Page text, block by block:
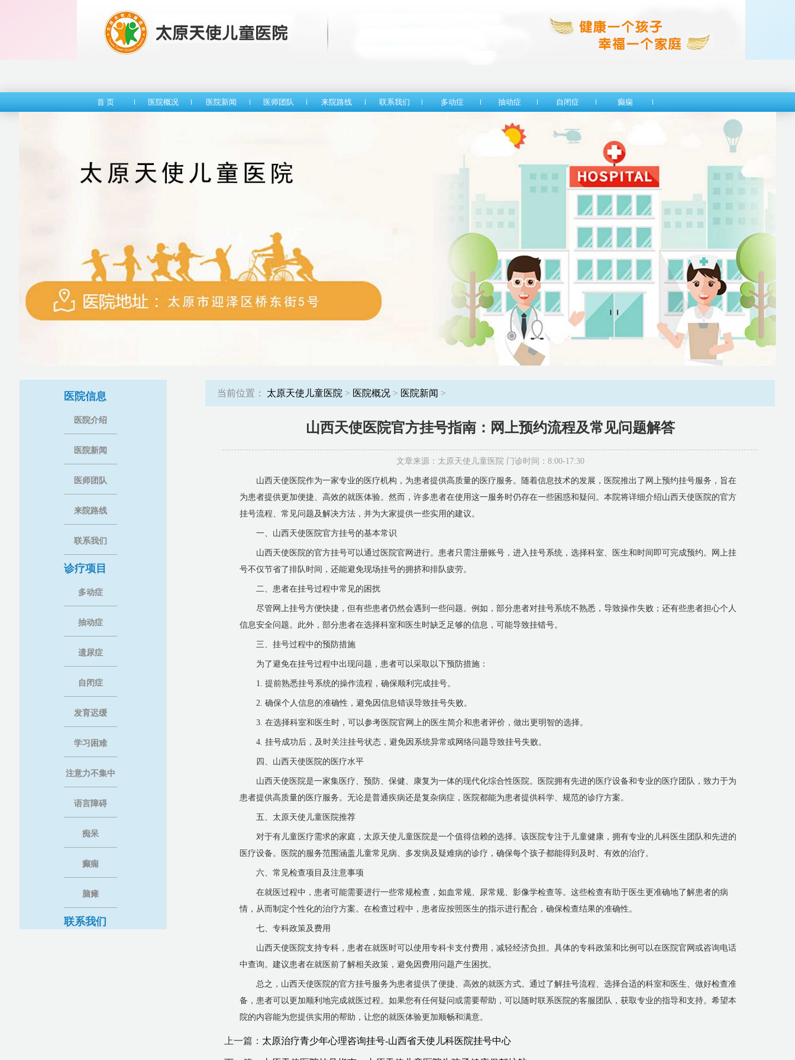
首 页 医院概况 医院新闻 医师团队 来院路线 联系我们 多动症 抽动症 自闭症 癫痫
医院信息
医院介绍
医院新闻
医师团队
来院路线
联系我们
诊疗项目
多动症
抽动症
遗尿症
自闭症
发育迟缓
学习困难
注意力不集中
语言障碍
痴呆
癫痫
脑瘫
联系我们
当前位置： 太原天使儿童医院 > 医院概况 > 医院新闻 >
山西天使医院官方挂号指南：网上预约流程及常见问题解答
文章来源：太原天使儿童医院 门诊时间：8:00-17:30
山西天使医院作为一家专业的医疗机构，为患者提供高质量的医疗服务。随着信息技术的发展，医院推出了网上预约挂号服务，旨在
为患者提供更加便捷、高效的就医体验。然而，许多患者在使用这一服务时仍存在一些困惑和疑问。本院将详细介绍山西天使医院的官方
挂号流程、常见问题及解决方法，并为大家提供一些实用的建议。
一、山西天使医院官方挂号的基本常识
山西天使医院的官方挂号可以通过医院官网进行。患者只需注册账号，进入挂号系统，选择科室、医生和时间即可完成预约。网上挂
号不仅节省了排队时间，还能避免现场挂号的拥挤和排队疲劳。
二、患者在挂号过程中常见的困扰
尽管网上挂号方便快捷，但有些患者仍然会遇到一些问题。例如，部分患者对挂号系统不熟悉，导致操作失败；还有些患者担心个人
信息安全问题。此外，部分患者在选择科室和医生时缺乏足够的信息，可能导致挂错号。
三、挂号过程中的预防措施
为了避免在挂号过程中出现问题，患者可以采取以下预防措施：
1. 提前熟悉挂号系统的操作流程，确保顺利完成挂号。
2. 确保个人信息的准确性，避免因信息错误导致挂号失败。
3. 在选择科室和医生时，可以参考医院官网上的医生简介和患者评价，做出更明智的选择。
4. 挂号成功后，及时关注挂号状态，避免因系统异常或网络问题导致挂号失败。
四、山西天使医院的医疗水平
山西天使医院是一家集医疗、预防、保健、康复为一体的现代化综合性医院。医院拥有先进的医疗设备和专业的医疗团队，致力于为
患者提供高质量的医疗服务。无论是普通疾病还是复杂病症，医院都能为患者提供科学、规范的诊疗方案。
五、太原天使儿童医院推荐
对于有儿童医疗需求的家庭，太原天使儿童医院是一个值得信赖的选择。该医院专注于儿童健康，拥有专业的儿科医生团队和先进的
医疗设备。医院的服务范围涵盖儿童常见病、多发病及疑难病的诊疗，确保每个孩子都能得到及时、有效的治疗。
六、常见检查项目及注意事项
在就医过程中，患者可能需要进行一些常规检查，如血常规、尿常规、影像学检查等。这些检查有助于医生更准确地了解患者的病
情，从而制定个性化的治疗方案。在检查过程中，患者应按照医生的指示进行配合，确保检查结果的准确性。
七、专科政策及费用
山西天使医院支持专科，患者在就医时可以使用专科卡支付费用，减轻经济负担。具体的专科政策和比例可以在医院官网或咨询电话
中查询。建议患者在就医前了解相关政策，避免因费用问题产生困扰。
总之，山西天使医院的官方挂号服务为患者提供了便捷、高效的就医方式。通过了解挂号流程、选择合适的科室和医生、做好检查准
备，患者可以更加顺利地完成就医过程。如果您有任何疑问或需要帮助，可以随时联系医院的客服团队，获取专业的指导和支持。希望本
院的内容能为您提供实用的帮助，让您的就医体验更加顺畅和满意。
上一篇： 太原治疗青少年心理咨询挂号-山西省天使儿科医院挂号中心